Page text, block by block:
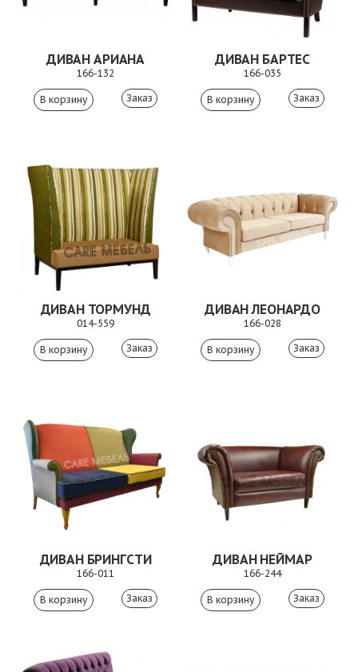
ДИВАН АРИАНА
166-132
Заказ
ДИВАН БАРТЕС
166-035
Заказ
ДИВАН ТОРМУНД
014-559
Заказ
ДИВАН ЛЕОНАРДО
166-028
Заказ
ДИВАН БРИНГСТИ
166-011
Заказ
ДИВАН НЕЙМАР
166-244
Заказ